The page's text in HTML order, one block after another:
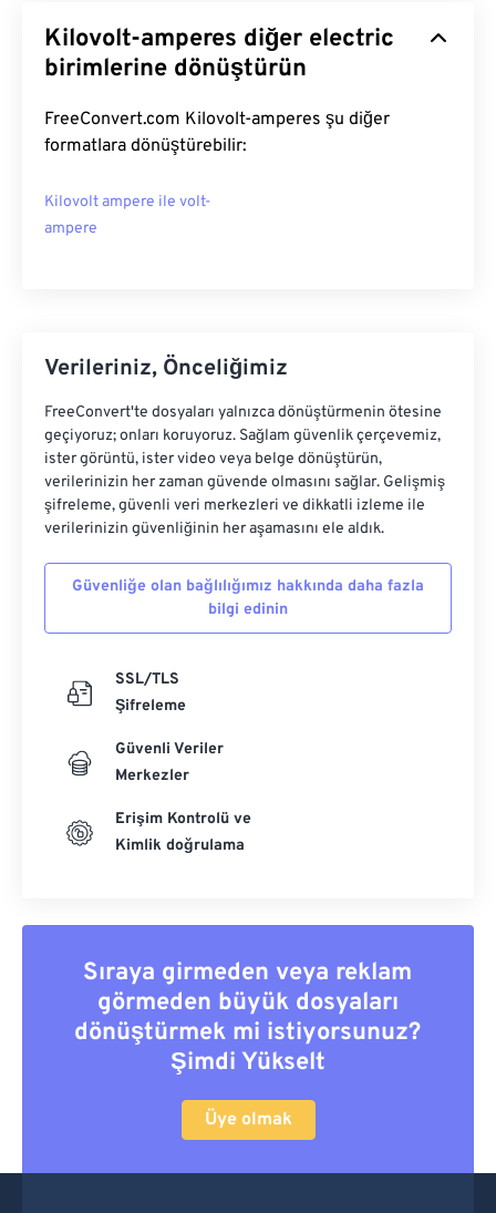
Kilovolt-amperes diğer electric
birimlerine dönüştürün
FreeConvert.com Kilovolt-amperes şu diğer
formatlara dönüştürebilir:
Kilovolt ampere ile volt-
ampere
Verileriniz, Önceliğimiz
FreeConvert'te dosyaları yalnızca dönüştürmenin ötesine
geçiyoruz; onları koruyoruz. Sağlam güvenlik çerçevemiz,
ister görüntü, ister video veya belge dönüştürün,
verilerinizin her zaman güvende olmasını sağlar. Gelişmiş
şifreleme, güvenli veri merkezleri ve dikkatli izleme ile
verilerinizin güvenliğinin her aşamasını ele aldık.
Güvenliğe olan bağlılığımız hakkında daha fazla
bilgi edinin
SSL/TLS
Şifreleme
Güvenli Veriler
Merkezler
Erişim Kontrolü ve
Kimlik doğrulama
Sıraya girmeden veya reklam
görmeden büyük dosyaları
dönüştürmek mi istiyorsunuz?
Şimdi Yükselt
Üye olmak